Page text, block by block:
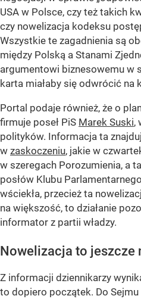
USA w Polsce, czy też takich
czy nowelizacja kodeksu
Wszystkie te zagadnienia są
między Polską a Stanami
argumentowi biznesowemu w
karta miałaby się odwrócić na
Portal podaje również, że o
firmuje poseł PiS Marek Suski,
polityków. Informacja ta
w zaskoczeniu, jakie w
w szeregach Porozumienia, a
posłów Klubu
wściekła, przecież ta
na większość, to działanie
informator z partii władzy.
Nowelizacja to jeszcze
Z informacji dziennikarzy
to dopiero początek. Do